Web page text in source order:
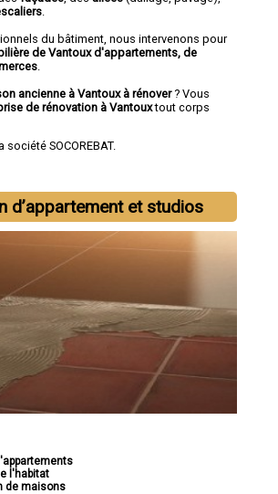
du bâtiment, nous intervenons pour
de Vantoux d'appartements, de
ancienne à Vantoux à rénover? Vous
de rénovation à Vantouxtout corps
SOCOREBAT.
d’appartement et studios
l'habitat
de maisons